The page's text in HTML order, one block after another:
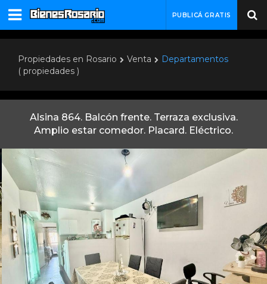
PUBLICÁ GRATIS
Propiedades en Rosario Venta
Departamentos
( propiedades )
Alsina 864. Balcón frente. Terraza exclusiva.
Amplio estar comedor. Placard. Eléctrico.